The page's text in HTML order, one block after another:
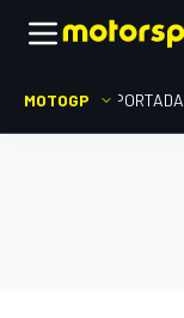
MOTOGP PORTADA